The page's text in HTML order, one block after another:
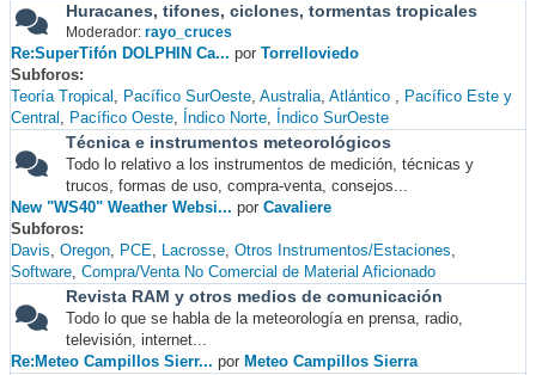
Huracanes, tifones, ciclones, tormentas tropicales
Moderador: rayo_cruces
Re:SuperTifón DOLPHIN Ca... por Torrelloviedo
Subforos
Teoría Tropical
Pacífico SurOeste Australia Atlántico
Pacífico Este y
Central
Pacífico Oeste Índico Norte Índico SurOeste
Técnica e instrumentos meteorológicos
Todo lo relativo a los instrumentos de medición, técnicas y
trucos, formas de uso, compra-venta, consejos...
New "WS40" Weather Websi... por Cavaliere
Subforos
Davis Oregon PCE Lacrosse Otros Instrumentos/Estaciones
Software Compra/Venta No Comercial de Material Aficionado
Revista RAM y otros medios de comunicación
Todo lo que se habla de la meteorología en prensa, radio,
televisión, internet...
Re:Meteo Campillos Sierr... por Meteo Campillos Sierra